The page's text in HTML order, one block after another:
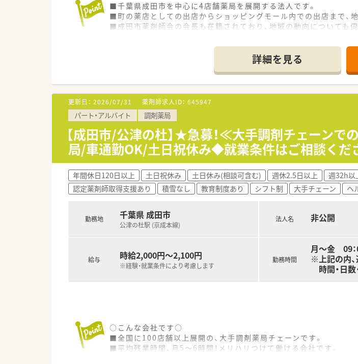
■千葉県成田市を中心に4店舗薬局を展開する法人です。
■町の薬店としての出店からショッピングモール内での出店まで、
■成田市薬剤師会の会長も在籍されており、地域の動向についても
詳細を見る
更新日： 2026/07/31 薬剤師求人ID： 645947
パート・アルバイト 調剤薬局
【成田市/公津の杜】★急募！≪大手調剤チェーン
局/車通勤OK/土日祝休み◆就業条件はご相談くだ
年間休日120日以上 土日祝休み 土日休み(相談可含む) 週休2.5日以上 週32h以
認定薬剤師取得支援あり
積雪なし 教育制度あり シフト制 大手チェーン ヘ
勤務地 千葉県 成田市
公津の杜駅 (京成本線)
給与 時給2,000円～2,100円
※経験・就業条件により考慮します
法人名 非公開
勤務時間
月～金 09：
※上記の内
時間・日
○こんな会社です○
■全国に100店舗以上展開の、大手調剤薬局チェーンです。
■平均残業時間、月5～6時間！メリハリつけて働ける会社です。